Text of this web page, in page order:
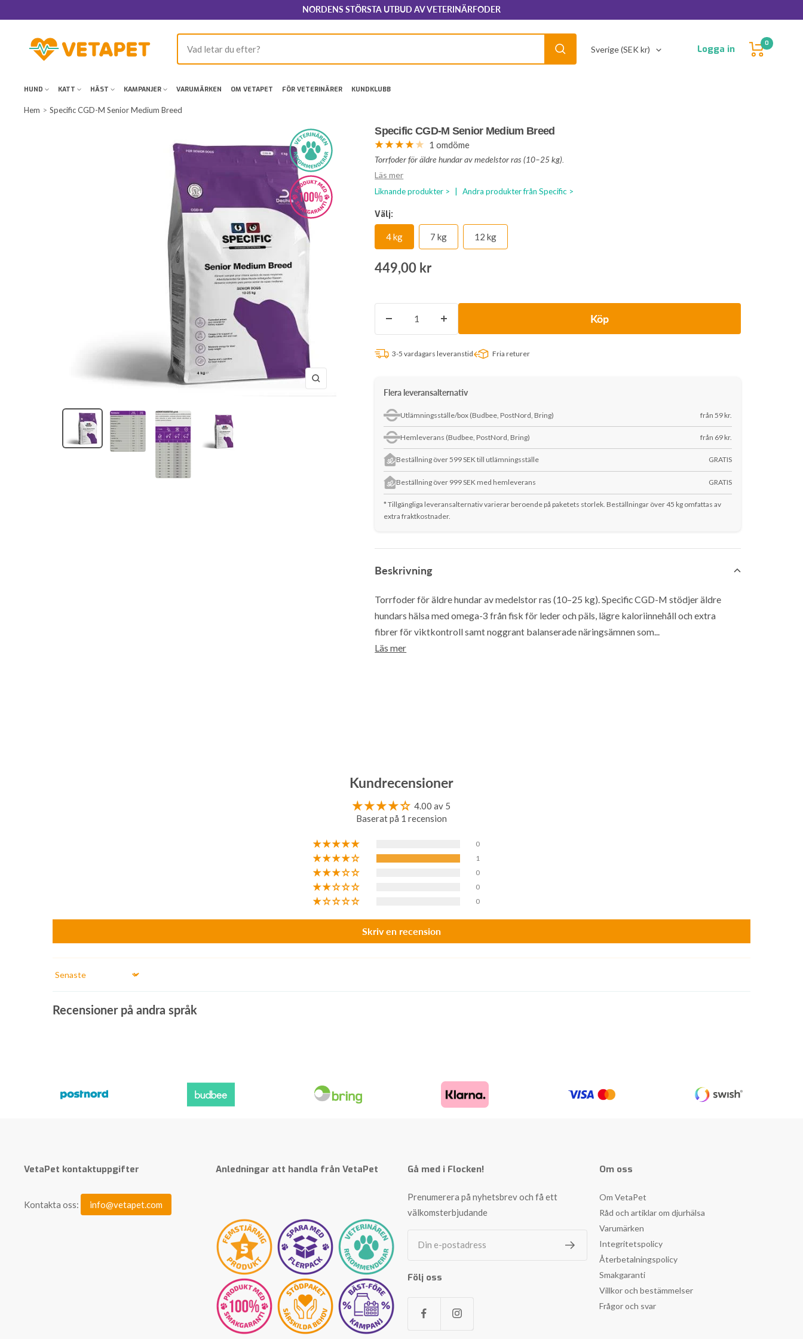
till
innehållet
NORDENS STÖRSTA UTBUD AV VETERINÄRFODER
VetaPet.com
Land/RegionSverige (SEK kr) Logga in
0
HUND KATT HÄST KAMPANJER VARUMÄRKEN OM VETAPET FÖR VETERINÄRER KUNDKLUBB
Hem Specific CGD-M Senior Medium Breed
Zooma
Specific CGD-M Senior Medium Breed
1 omdöme
Torrfoder för äldre hundar av medelstor ras (10–25 kg).
Läs mer
Liknande produkter > | Andra produkter från Specific >
Välj:
4 kg 7 kg 12 kg
Rea-
449,00 kr
Minska
Köp
3-5 vardagars leveranstid Fria returer
Flera leveransalternativ
Utlämningsställe/box (Budbee, PostNord, Bring) från 59 kr.
Hemleverans (Budbee, PostNord, Bring) från 69 kr.
Beställning över 599 SEK till utlämningsställe GRATIS
Beställning över 999 SEK med hemleverans GRATIS
* Tillgängliga leveransalternativ varierar beroende på paketets storlek. Beställningar över 45 kg omfattas av
extra fraktkostnader.
Beskrivning
Torrfoder för äldre hundar av medelstor ras (10–25 kg). Specific CGD-M stödjer äldre
hundars hälsa med omega-3 från fisk för leder och päls, lägre kaloriinnehåll och extra
fibrer för viktkontroll samt noggrant balanserade näringsämnen som...
Läs mer
Kundrecensioner
4.00 av 5
Baserat på 1 recension
0
1
0
0
0
Skriv en recension
Sort by
Recensioner på andra språk
VetaPet kontaktuppgifter
Kontakta oss: info@vetapet.com
Anledningar att handla från VetaPet Gå med i Flocken!
Prenumerera på nyhetsbrev och få ett
välkomsterbjudande
Din e-postadress
Följ oss
Om oss
Om VetaPet
Råd och artiklar om djurhälsa
Varumärken
Integritetspolicy
Återbetalningspolicy
Smakgaranti
Villkor och bestämmelser
Frågor och svar